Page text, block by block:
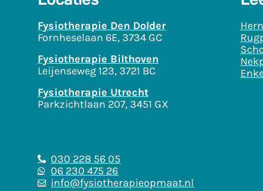
Fysiotherapie Den Dolder
Fornheselaan 6E, 3734 GC
Fysiotherapie Bilthoven
Leijenseweg 123, 3721 BC
Fysiotherapie Utrecht
Parkzichtlaan 207, 3451 GX
030 228 56 05
06 230 475 26
info@fysiotherapieopmaat.nl